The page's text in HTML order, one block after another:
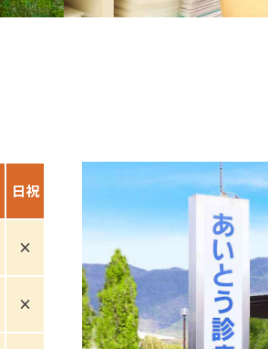
日祝
×
×